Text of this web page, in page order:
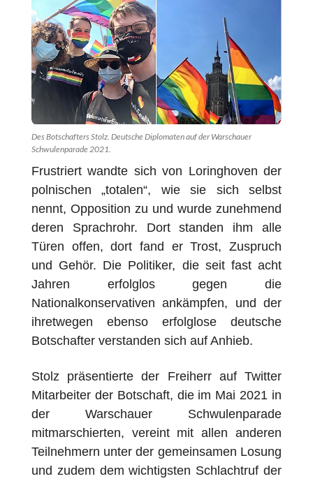
Des Botschafters Stolz. Deutsche Diplomaten auf der Warschauer
Schwulenparade 2021.
Frustriert wandte sich von Loringhoven der
polnischen „totalen“, wie sie sich selbst
nennt, Opposition zu und wurde zunehmend
deren Sprachrohr. Dort standen ihm alle
Türen offen, dort fand er Trost, Zuspruch
und Gehör. Die Politiker, die seit fast acht
Jahren erfolglos gegen die
Nationalkonservativen ankämpfen, und der
ihretwegen ebenso erfolglose deutsche
Botschafter verstanden sich auf Anhieb.
Stolz präsentierte der Freiherr auf Twitter
Mitarbeiter der Botschaft, die im Mai 2021 in
der Warschauer Schwulenparade
mitmarschierten, vereint mit allen anderen
Teilnehmern unter der gemeinsamen Losung
und zudem dem wichtigsten Schlachtruf der